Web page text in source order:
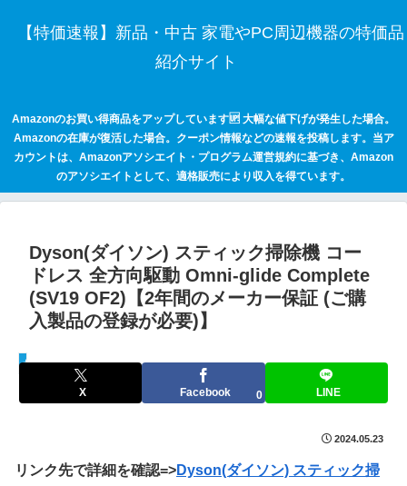
【特価速報】新品・中古 家電やPC周辺機器の特価品
紹介サイト
Amazonのお買い得商品をアップしています🆙 大幅な値下げが発生した場合。
Amazonの在庫が復活した場合。クーポン情報などの速報を投稿します。当ア
カウントは、Amazonアソシエイト・プログラム運営規約に基づき、Amazon
のアソシエイトとして、適格販売により収入を得ています。
Dyson(ダイソン) スティック掃除機 コー
ドレス 全方向駆動 Omni-glide Complete
(SV19 OF2)【2年間のメーカー保証 (ご購
入製品の登録が必要)】
セールハンター 激安情報まとめサイト
X Facebook 0 LINE
2024.05.23
リンク先で詳細を確認=>Dyson(ダイソン) スティック掃